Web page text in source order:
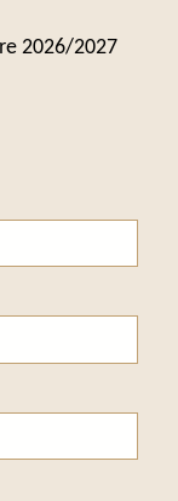
2026/2027